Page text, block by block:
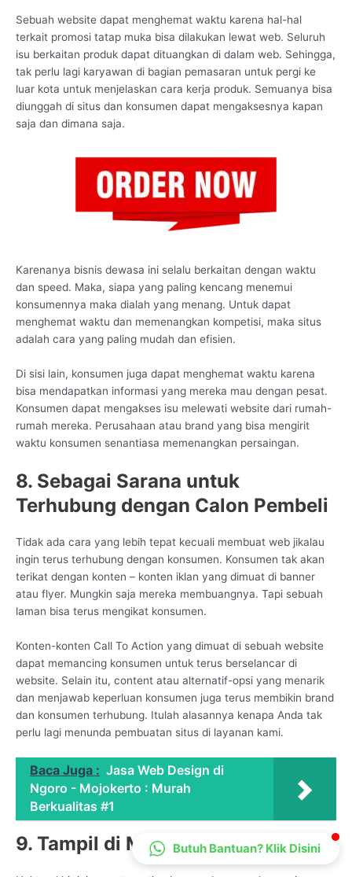
Sebuah website dapat menghemat waktu karena hal-hal
terkait promosi tatap muka bisa dilakukan lewat web. Seluruh
isu berkaitan produk dapat dituangkan di dalam web. Sehingga,
tak perlu lagi karyawan di bagian pemasaran untuk pergi ke
luar kota untuk menjelaskan cara kerja produk. Semuanya bisa
diunggah di situs dan konsumen dapat mengaksesnya kapan
saja dan dimana saja.
Karenanya bisnis dewasa ini selalu berkaitan dengan waktu
dan speed. Maka, siapa yang paling kencang menemui
konsumennya maka dialah yang menang. Untuk dapat
menghemat waktu dan memenangkan kompetisi, maka situs
adalah cara yang paling mudah dan efisien.
Di sisi lain, konsumen juga dapat menghemat waktu karena
bisa mendapatkan informasi yang mereka mau dengan pesat.
Konsumen dapat mengakses isu melewati website dari rumah-
rumah mereka. Perusahaan atau brand yang bisa mengirit
waktu konsumen senantiasa memenangkan persaingan.
8. Sebagai Sarana untuk
Terhubung dengan Calon Pembeli
Tidak ada cara yang lebih tepat kecuali membuat web jikalau
ingin terus terhubung dengan konsumen. Konsumen tak akan
terikat dengan konten – konten iklan yang dimuat di banner
atau flyer. Mungkin saja mereka membuangnya. Tapi sebuah
laman bisa terus mengikat konsumen.
Konten-konten Call To Action yang dimuat di sebuah website
dapat memancing konsumen untuk terus berselancar di
website. Selain itu, content atau alternatif-opsi yang menarik
dan menjawab keperluan konsumen juga terus membikin brand
dan konsumen terhubung. Itulah alasannya kenapa Anda tak
perlu lagi menunda pembuatan situs di layanan kami.
Baca Juga : Jasa Web Design di
Ngoro - Mojokerto : Murah
Berkualitas #1
9. Tampil di Mesin Pencarian
CS Lenteraweb
Online
Butuh Bantuan? Klik Disini